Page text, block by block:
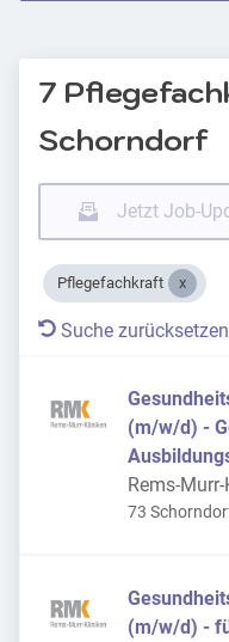
7
Schorndorf
Jetzt Job-
Pflegefachkraft
Suche zurücksetzen
(m/w/d) -
Rems-
73
(m/